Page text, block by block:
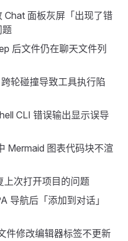
Chat 面板灰屏「出现了错
题
后文件仍在聊天文件列
轮碰撞导致工具执行陷
CLI 错误输出显示误导
Mermaid 图表代码块不渲
上次打开项目的问题
导航后「添加到对话」
件修改编辑器标签不更新